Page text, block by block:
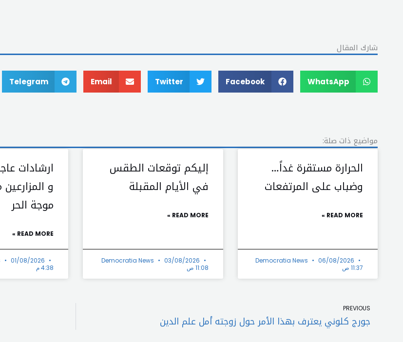
شارك المقال
WhatsApp
Facebook
Twitter
Email
Telegram
مواضيع ذات صلة:
الحرارة مستقرة غداً…
وضباب على المرتفعات
READ MORE »
Democratia News
06/08/2026
11:37 ص
إليكم توقعات الطقس
في الأيام المقبلة
READ MORE »
Democratia News
03/08/2026
11:08 ص
ارشادات
و
موجة الحر
READ MORE »
01/08/2026
4:38 م
PREVIOUS
جورج كلوني يعترف بهذا الأمر حول زوجته أمل علم الدين